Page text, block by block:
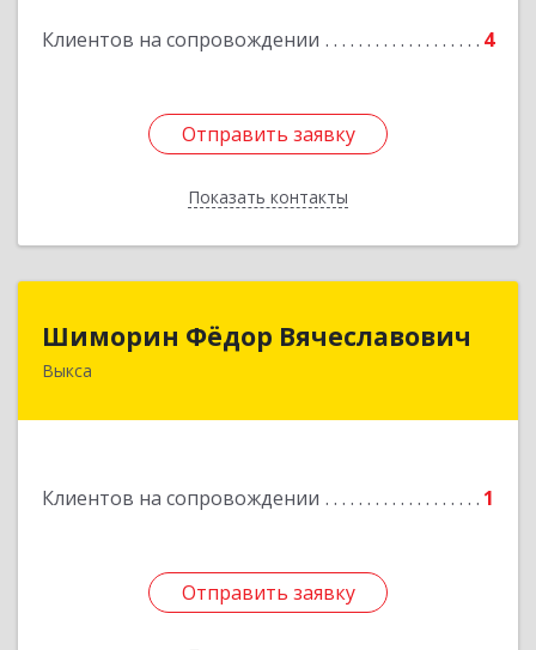
Клиентов на сопровождении 4
Отправить заявку
Показать контакты
Отправить заявку
Назад
Шиморин Фёдор Вячеславович
Выкса
Клиентов на сопровождении 1
Отправить заявку
Шиморин Фёдор Вячеславович
Отправить заявку